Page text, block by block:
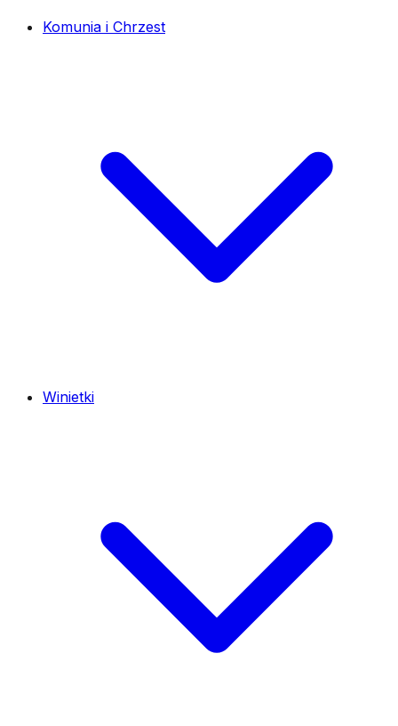
Komunia i Chrzest
Winietki